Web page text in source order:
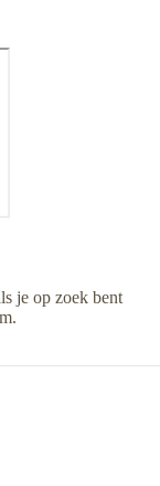
je op zoek bent